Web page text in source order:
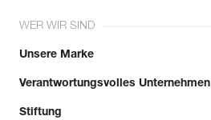
WER WIR SIND
Unsere Marke
Verantwortungsvolles Unternehmen
Stiftung